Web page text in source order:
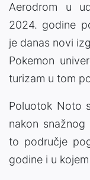
Aerodrom u
2024. godine
je danas novi
Pokemon
turizam u tom
Poluotok Noto
nakon
to područje
godine i u